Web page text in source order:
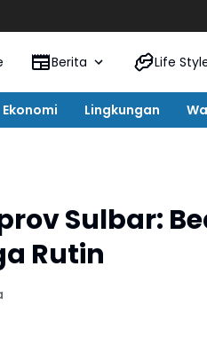
Berita Life
Ekonomi Lingkungan
Sulbar:
Rutin